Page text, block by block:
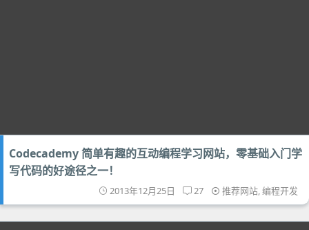
Codecademy 简单有趣的互动编程学习网站，零基础入门学
写代码的好途径之一！
2013年12月25日 27 推荐网站,编程开发